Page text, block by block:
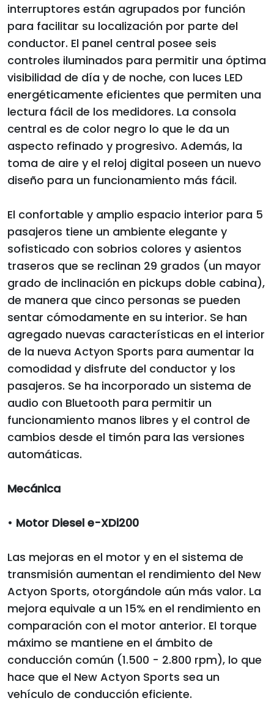
interruptores están agrupados por función
para facilitar su localización por parte del
conductor. El panel central posee seis
controles iluminados para permitir una óptima
visibilidad de día y de noche, con luces LED
energéticamente eficientes que permiten una
lectura fácil de los medidores. La consola
central es de color negro lo que le da un
aspecto refinado y progresivo. Además, la
toma de aire y el reloj digital poseen un nuevo
diseño para un funcionamiento más fácil.
El confortable y amplio espacio interior para 5
pasajeros tiene un ambiente elegante y
sofisticado con sobrios colores y asientos
traseros que se reclinan 29 grados (un mayor
grado de inclinación en pickups doble cabina),
de manera que cinco personas se pueden
sentar cómodamente en su interior. Se han
agregado nuevas características en el interior
de la nueva Actyon Sports para aumentar la
comodidad y disfrute del conductor y los
pasajeros. Se ha incorporado un sistema de
audio con Bluetooth para permitir un
funcionamiento manos libres y el control de
cambios desde el timón para las versiones
automáticas.
Mecánica
• Motor Diesel e-XDi200
Las mejoras en el motor y en el sistema de
transmisión aumentan el rendimiento del New
Actyon Sports, otorgándole aún más valor. La
mejora equivale a un 15% en el rendimiento en
comparación con el motor anterior. El torque
máximo se mantiene en el ámbito de
conducción común (1.500 - 2.800 rpm), lo que
hace que el New Actyon Sports sea un
vehículo de conducción eficiente.